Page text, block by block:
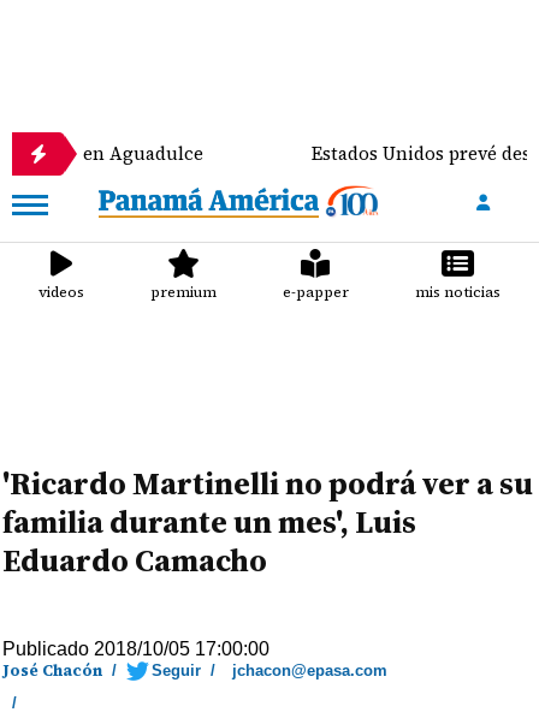
Estados Unidos prevé destinar 1.000
videos premium e-papper mis noticias
'Ricardo Martinelli no podrá ver a su
familia durante un mes', Luis
Eduardo Camacho
Publicado 2018/10/05 17:00:00
José Chacón / Seguir /
jchacon@epasa.com
/